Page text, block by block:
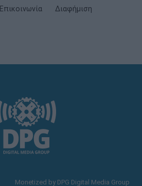
Επικοινωνία Διαφήμιση
Monetized by DPG Digital Media Group